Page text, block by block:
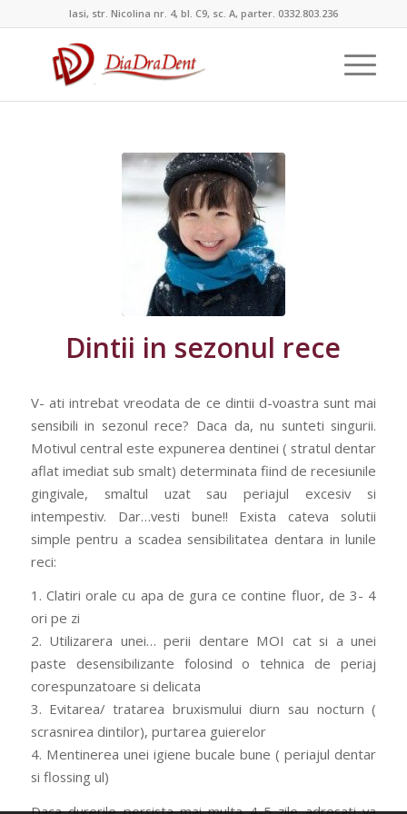
Iasi, str. Nicolina nr. 4, bl. C9, sc. A, parter. 0332.803.236
Dintii in sezonul rece
V- ati intrebat vreodata de ce dintii d-voastra sunt mai
sensibili in sezonul rece? Daca da, nu sunteti singurii.
Motivul central este expunerea dentinei ( stratul dentar
aflat imediat sub smalt) determinata fiind de recesiunile
gingivale, smaltul uzat sau periajul excesiv si
intempestiv. Dar…vesti bune!! Exista cateva solutii
simple pentru a scadea sensibilitatea dentara in lunile
reci:
1. Clatiri orale cu apa de gura ce contine fluor, de 3- 4
ori pe zi
2. Utilizarera unei… perii dentare MOI cat si a unei
paste desensibilizante folosind o tehnica de periaj
corespunzatoare si delicata
3. Evitarea/ tratarea bruxismului diurn sau nocturn (
scrasnirea dintilor), purtarea guierelor
4. Mentinerea unei igiene bucale bune ( periajul dentar
si flossing ul)